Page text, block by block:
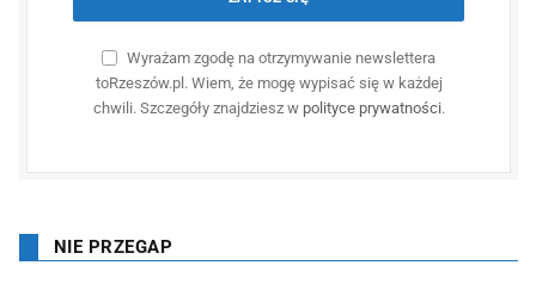
Wyrażam zgodę na otrzymywanie newslettera
toRzeszów.pl. Wiem, że mogę wypisać się w każdej
chwili. Szczegóły znajdziesz w polityce prywatności.
NIE PRZEGAP